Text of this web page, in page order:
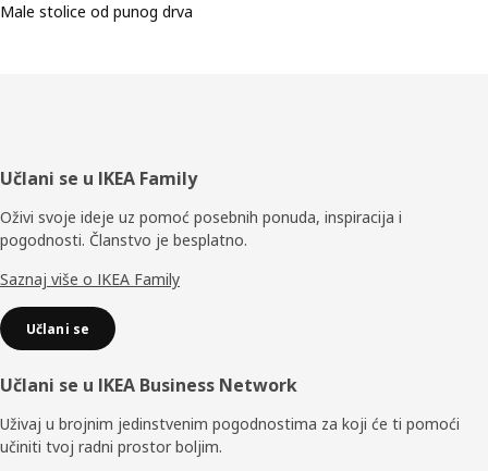
Male stolice od punog drva
Podnožje
Učlani se u IKEA Family
Oživi svoje ideje uz pomoć posebnih ponuda, inspiracija i
pogodnosti. Članstvo je besplatno.
Saznaj više o IKEA Family
Učlani se
Učlani se u IKEA Business Network
Uživaj u brojnim jedinstvenim pogodnostima za koji će ti pomoći
učiniti tvoj radni prostor boljim.